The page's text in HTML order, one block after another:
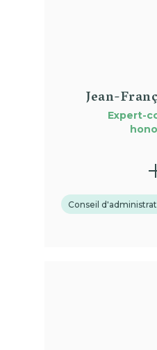
Jean-
Expert-
Conseil